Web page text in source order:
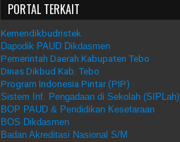
PORTAL TERKAIT
Kemendikbudristek
Dapodik PAUD Dikdasmen
Pemerintah Daerah Kabupaten Tebo
Dinas Dikbud Kab. Tebo
Program Indonesia Pintar (PIP)
Sistem Inf. Pengadaan di Sekolah (SIPLah)
BOP PAUD & Pendidikan Kesetaraan
BOS Dikdasmen
Badan Akreditasi Nasional S/M